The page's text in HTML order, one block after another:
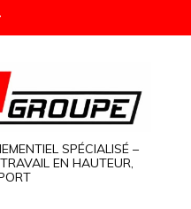
SPÉCIALISÉ –
EN HAUTEUR,